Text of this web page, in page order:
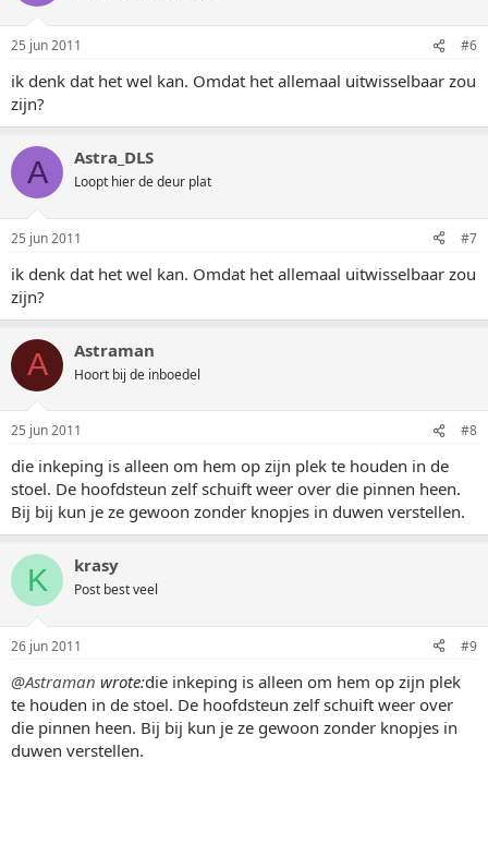
25 jun 2011 #6
ik denk dat het wel kan. Omdat het allemaal uitwisselbaar zou
zijn?
A Astra_DLS
Loopt hier de deur plat
25 jun 2011 #7
ik denk dat het wel kan. Omdat het allemaal uitwisselbaar zou
zijn?
A Astraman
Hoort bij de inboedel
25 jun 2011 #8
die inkeping is alleen om hem op zijn plek te houden in de
stoel. De hoofdsteun zelf schuift weer over die pinnen heen.
Bij bij kun je ze gewoon zonder knopjes in duwen verstellen.
K krasy
Post best veel
26 jun 2011 #9
@Astraman wrote:die inkeping is alleen om hem op zijn plek
te houden in de stoel. De hoofdsteun zelf schuift weer over
die pinnen heen. Bij bij kun je ze gewoon zonder knopjes in
duwen verstellen.